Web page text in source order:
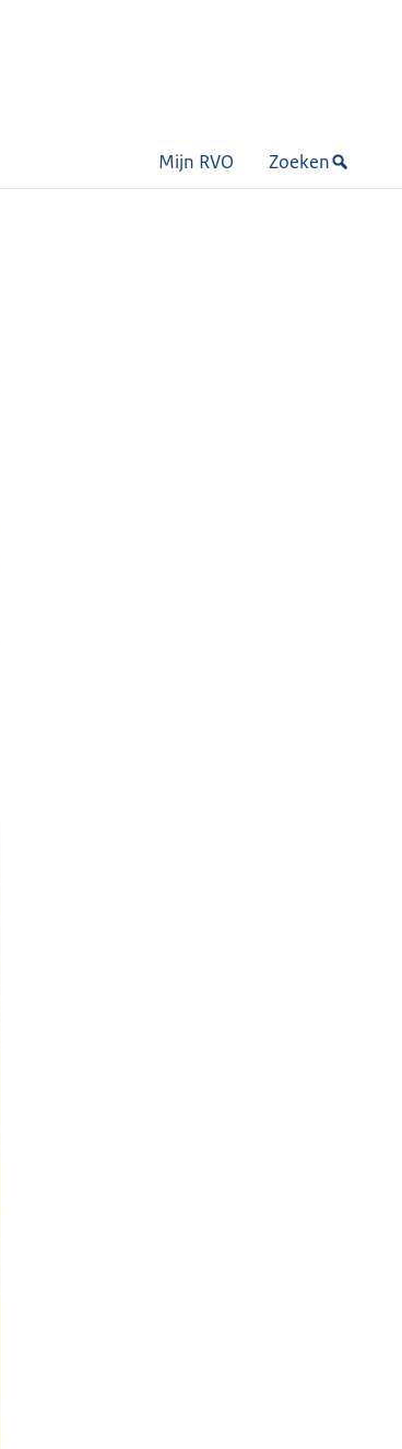
Mijn RVO Zoeken